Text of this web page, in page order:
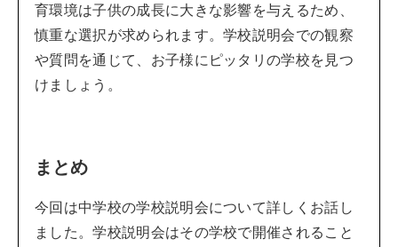
育環境は子供の成長に大きな影響を与えるため、
慎重な選択が求められます。学校説明会での観察
や質問を通じて、お子様にピッタリの学校を見つ
けましょう。
まとめ
今回は中学校の学校説明会について詳しくお話し
ました。学校説明会はその学校で開催されること